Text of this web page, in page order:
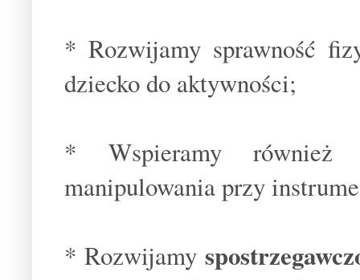
* Rozwijamy sprawność
dziecko do aktywności;
* Wspieramy
manipulowania przy
* Rozwijamy